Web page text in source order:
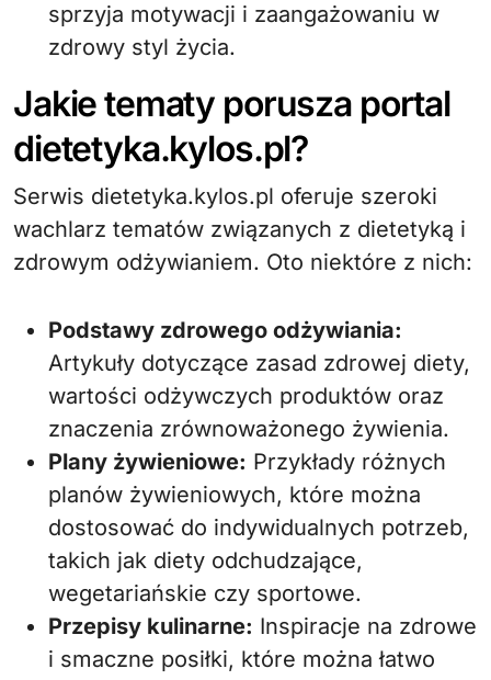
sprzyja motywacji i zaangażowaniu w
zdrowy styl życia.
Jakie tematy porusza portal
dietetyka.kylos.pl?
Serwis dietetyka.kylos.pl oferuje szeroki
wachlarz tematów związanych z dietetyką i
zdrowym odżywianiem. Oto niektóre z nich:
Podstawy zdrowego odżywiania:
Artykuły dotyczące zasad zdrowej diety,
wartości odżywczych produktów oraz
znaczenia zrównoważonego żywienia.
Plany żywieniowe: Przykłady różnych
planów żywieniowych, które można
dostosować do indywidualnych potrzeb,
takich jak diety odchudzające,
wegetariańskie czy sportowe.
Przepisy kulinarne: Inspiracje na zdrowe
i smaczne posiłki, które można łatwo